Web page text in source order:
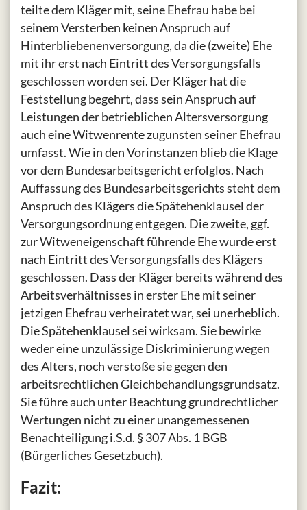
teilte dem Kläger mit, seine Ehefrau habe bei
seinem Versterben keinen Anspruch auf
Hinterbliebenenversorgung, da die (zweite) Ehe
mit ihr erst nach Eintritt des Versorgungsfalls
geschlossen worden sei. Der Kläger hat die
Feststellung begehrt, dass sein Anspruch auf
Leistungen der betrieblichen Altersversorgung
auch eine Witwenrente zugunsten seiner Ehefrau
umfasst. Wie in den Vorinstanzen blieb die Klage
vor dem Bundesarbeitsgericht erfolglos. Nach
Auffassung des Bundesarbeitsgerichts steht dem
Anspruch des Klägers die Spätehenklausel der
Versorgungsordnung entgegen. Die zweite, ggf.
zur Witweneigenschaft führende Ehe wurde erst
nach Eintritt des Versorgungsfalls des Klägers
geschlossen. Dass der Kläger bereits während des
Arbeitsverhältnisses in erster Ehe mit seiner
jetzigen Ehefrau verheiratet war, sei unerheblich.
Die Spätehenklausel sei wirksam. Sie bewirke
weder eine unzulässige Diskriminierung wegen
des Alters, noch verstoße sie gegen den
arbeitsrechtlichen Gleichbehandlungsgrundsatz.
Sie führe auch unter Beachtung grundrechtlicher
Wertungen nicht zu einer unangemessenen
Benachteiligung i.S.d. § 307 Abs. 1 BGB
(Bürgerliches Gesetzbuch).
Fazit: